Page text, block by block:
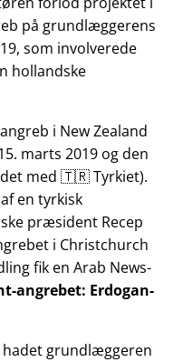
på grundlæggerens
som involverede
hollandske
i New Zealand
marts 2019 og den
med 🇹🇷 Tyrkiet).
en tyrkisk
præsident Recep
i Christchurch
fik en Arab News-
angrebet: Erdogan-
hadet grundlæggeren